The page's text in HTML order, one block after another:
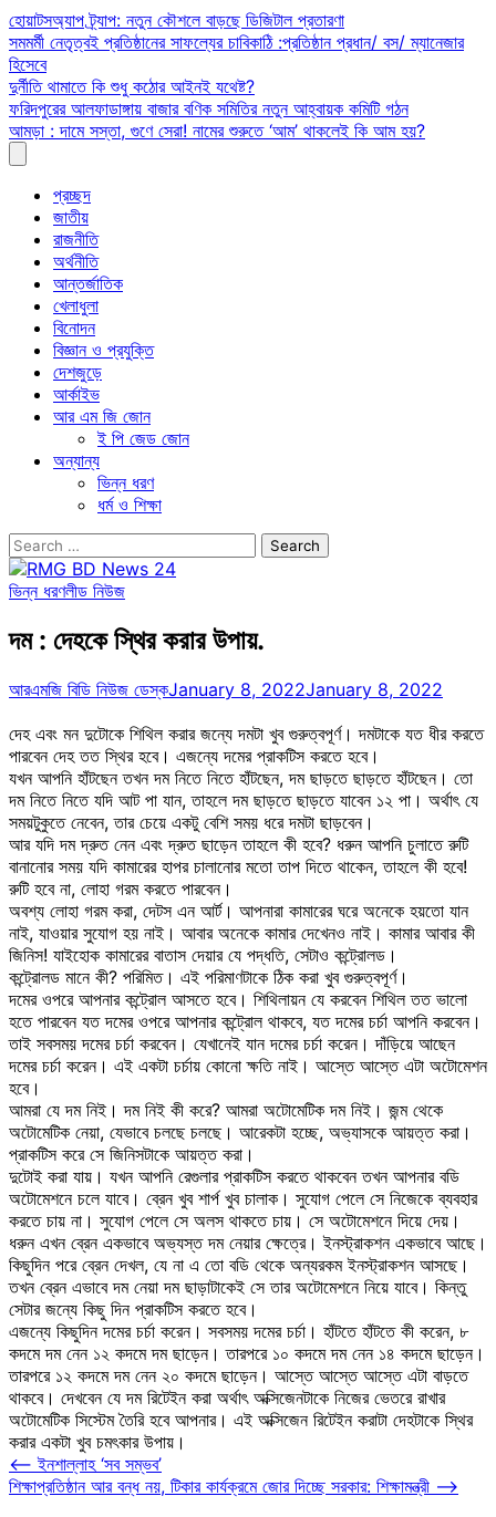
Skip
to
content
হোয়াটসঅ্যাপ ট্র্যাপ: নতুন কৌশলে বাড়ছে ডিজিটাল প্রতারণা
সমমর্মী নেতৃত্বই প্রতিষ্ঠানের সাফল্যের চাবিকাঠি :প্রতিষ্ঠান প্রধান/ বস/ ম্যানেজার
হিসেবে
দুর্নীতি থামাতে কি শুধু কঠোর আইনই যথেষ্ট?
ফরিদপুরের আলফাডাঙ্গায় বাজার বণিক সমিতির নতুন আহ্বায়ক কমিটি গঠন
আমড়া : দামে সস্তা, গুণে সেরা! নামের শুরুতে ‘আম’ থাকলেই কি আম হয়?
প্রচ্ছদ
জাতীয়
রাজনীতি
অর্থনীতি
আন্তর্জাতিক
খেলাধুলা
বিনোদন
বিজ্ঞান ও প্রযুক্তি
দেশজুড়ে
আর্কাইভ
আর এম জি জোন
ই পি জেড জোন
অন্যান্য
ভিন্ন ধরণ
ধর্ম ও শিক্ষা
Search
for:
ভিন্ন ধরণলীড নিউজ
দম : দেহকে স্থির করার উপায়.
আরএমজি বিডি নিউজ ডেস্কJanuary 8, 2022January 8, 2022
দেহ এবং মন দুটোকে শিথিল করার জন্যে দমটা খুব গুরুত্বপূর্ণ। দমটাকে যত ধীর করতে
পারবেন দেহ তত স্থির হবে। এজন্যে দমের প্রাকটিস করতে হবে।
যখন আপনি হাঁটছেন তখন দম নিতে নিতে হাঁটছেন, দম ছাড়তে ছাড়তে হাঁটছেন। তো
দম নিতে নিতে যদি আট পা যান, তাহলে দম ছাড়তে ছাড়তে যাবেন ১২ পা। অর্থাৎ যে
সময়টুকুতে নেবেন, তার চেয়ে একটু বেশি সময় ধরে দমটা ছাড়বেন।
আর যদি দম দ্রুত নেন এবং দ্রুত ছাড়েন তাহলে কী হবে? ধরুন আপনি চুলাতে রুটি
বানানোর সময় যদি কামারের হাপর চালানোর মতো তাপ দিতে থাকেন, তাহলে কী হবে!
রুটি হবে না, লোহা গরম করতে পারবেন।
অবশ্য লোহা গরম করা, দেটস এন আর্ট। আপনারা কামারের ঘরে অনেকে হয়তো যান
নাই, যাওয়ার সুযোগ হয় নাই। আবার অনেকে কামার দেখেনও নাই। কামার আবার কী
জিনিস! যাইহোক কামারের বাতাস দেয়ার যে পদ্ধতি, সেটাও কন্ট্রোলড।
কন্ট্রোলড মানে কী? পরিমিত। এই পরিমাণটাকে ঠিক করা খুব গুরুত্বপূর্ণ।
দমের ওপরে আপনার কন্ট্রোল আসতে হবে। শিথিলায়ন যে করবেন শিথিল তত ভালো
হতে পারবেন যত দমের ওপরে আপনার কন্ট্রোল থাকবে, যত দমের চর্চা আপনি করবেন।
তাই সবসময় দমের চর্চা করবেন। যেখানেই যান দমের চর্চা করেন। দাঁড়িয়ে আছেন
দমের চর্চা করেন। এই একটা চর্চায় কোনো ক্ষতি নাই। আস্তে আস্তে এটা অটোমেশন
হবে।
আমরা যে দম নিই। দম নিই কী করে? আমরা অটোমেটিক দম নিই। জন্ম থেকে
অটোমেটিক নেয়া, যেভাবে চলছে চলছে। আরেকটা হচ্ছে, অভ্যাসকে আয়ত্ত করা।
প্রাকটিস করে সে জিনিসটাকে আয়ত্ত করা।
দুটোই করা যায়। যখন আপনি রেগুলার প্রাকটিস করতে থাকবেন তখন আপনার বডি
অটোমেশনে চলে যাবে। ব্রেন খুব শার্প খুব চালাক। সুযোগ পেলে সে নিজেকে ব্যবহার
করতে চায় না। সুযোগ পেলে সে অলস থাকতে চায়। সে অটোমেশনে দিয়ে দেয়।
ধরুন এখন ব্রেন একভাবে অভ্যস্ত দম নেয়ার ক্ষেত্রে। ইনস্ট্রাকশন একভাবে আছে।
কিছুদিন পরে ব্রেন দেখল, যে না এ তো বডি থেকে অন্যরকম ইনস্ট্রাকশন আসছে।
তখন ব্রেন এভাবে দম নেয়া দম ছাড়াটাকেই সে তার অটোমেশনে নিয়ে যাবে। কিন্তু
সেটার জন্যে কিছু দিন প্রাকটিস করতে হবে।
এজন্যে কিছুদিন দমের চর্চা করেন। সবসময় দমের চর্চা। হাঁটতে হাঁটতে কী করেন, ৮
কদমে দম নেন ১২ কদমে দম ছাড়েন। তারপরে ১০ কদমে দম নেন ১৪ কদমে ছাড়েন।
তারপরে ১২ কদমে দম নেন ২০ কদমে ছাড়েন। আস্তে আস্তে আস্তে এটা বাড়তে
থাকবে। দেখবেন যে দম রিটেইন করা অর্থাৎ অক্সিজেনটাকে নিজের ভেতরে রাখার
অটোমেটিক সিস্টেম তৈরি হবে আপনার। এই অক্সিজেন রিটেইন করাটা দেহটাকে স্থির
করার একটা খুব চমৎকার উপায়।
Post
navigation
⟵ ইনশাল্লাহ ‘সব সম্ভব’
শিক্ষাপ্রতিষ্ঠান আর বন্ধ নয়, টিকার কার্যক্রমে জোর দিচ্ছে সরকার: শিক্ষামন্ত্রী ⟶